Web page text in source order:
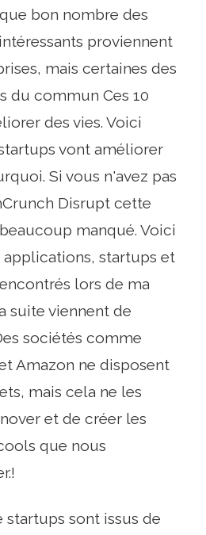
bon nombre des
proviennent
mais certaines des
du commun Ces 10
des vies. Voici
vont améliorer
Si vous n'avez pas
Disrupt cette
manqué. Voici
startups et
lors de ma
suite viennent de
sociétés comme
Amazon ne disposent
mais cela ne les
et de créer les
que nous
startups sont issus de